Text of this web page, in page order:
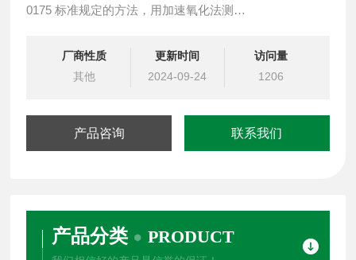
0175 标准规定的方法，用加速氧化法测
厂商性质
其他
更新时间
2024-09-24
访问量
1206
产品咨询 联系我们
产品分类 PRODUCT